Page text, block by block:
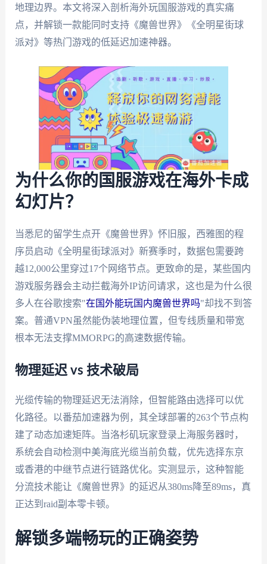
地理边界。本文将深入剖析海外玩国服游戏的真实痛
点，并解锁一款能同时支持《魔兽世界》《全明星街球
派对》等热门游戏的低延迟加速神器。
为什么你的国服游戏在海外卡成
幻灯片？
当悉尼的留学生点开《魔兽世界》怀旧服，西雅图的程
序员启动《全明星街球派对》新赛季时，数据包需要跨
越12,000公里穿过17个网络节点。更致命的是，某些国内
游戏服务器会主动拦截海外IP访问请求，这也是为什么很
多人在谷歌搜索"在国外能玩国内魔兽世界吗"却找不到答
案。普通VPN虽然能伪装地理位置，但专线质量和带宽
根本无法支撑MMORPG的高速数据传输。
物理延迟 vs 技术破局
光缆传输的物理延迟无法消除，但智能路由选择可以优
化路径。以番茄加速器为例，其全球部署的263个节点构
建了动态加速矩阵。当洛杉矶玩家登录上海服务器时，
系统会自动检测中美海底光缆当前负载，优先选择东京
或香港的中继节点进行链路优化。实测显示，这种智能
分流技术能让《魔兽世界》的延迟从380ms降至89ms，真
正达到raid副本零卡顿。
解锁多端畅玩的正确姿势